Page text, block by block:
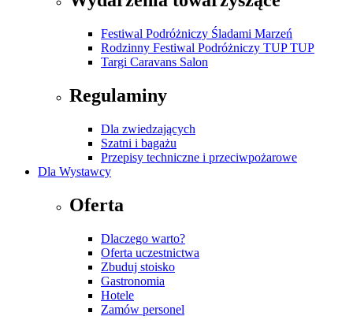
Festiwal Podróżniczy Śladami Marzeń
Rodzinny Festiwal Podróżniczy TUP TUP
Targi Caravans Salon
Regulaminy
Dla zwiedzających
Szatni i bagażu
Przepisy techniczne i przeciwpożarowe
Dla Wystawcy
Oferta
Dlaczego warto?
Oferta uczestnictwa
Zbuduj stoisko
Gastronomia
Hotele
Zamów personel